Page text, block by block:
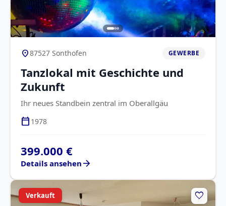
location_on87527 Sonthofen GEWERBE
Tanzlokal mit Geschichte und
Zukunft
Ihr neues Standbein zentral im Oberallgäu
calendar_today 1978
399.000 €
Details ansehen arrow_forward
Verkauft favorite